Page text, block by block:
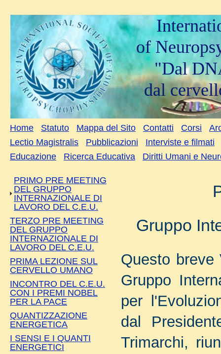
of
"Dal
dal
Home Statuto Mappa del Sito Contatti Corsi
Lectio Magistralis
Pubblicazioni
Interviste e filmati
Educazione
Ricerca Educativa Diritti Umani e
Gruppo
Questo
Gruppo
per
dal
Trimarchi,
PRIMO PRE MEETING
DEL GRUPPO
INTERNAZIONALE DI
LAVORO DEL C.E.U.
TERZO PRE MEETING
DEL GRUPPO
INTERNAZIONALE DI
LAVORO DEL C.E.U.
PRIMA LEZIONE SUL
CERVELLO UMANO
INCONTRO DEL C.E.U.
CON I PREMI NOBEL
PER LA PACE
QUANTIZZAZIONE
ENERGETICA
I SENSI E I QUANTI
ENERGETICI